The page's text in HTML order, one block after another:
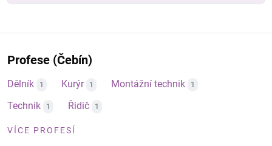
Profese (Čebín)
Dělník 1 Kurýr 1 Montážní technik 1
Technik 1 Řidič 1
VÍCE PROFESÍ